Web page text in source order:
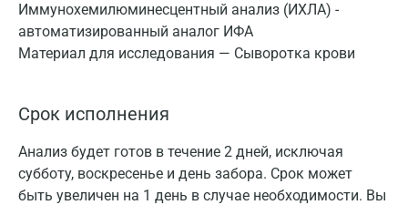
Иммунохемилюминесцентный анализ (ИХЛА) -
автоматизированный аналог ИФА
Материал для исследования — Сыворотка крови
Срок исполнения
Анализ будет готов в течение 2 дней, исключая
субботу, воскресенье и день забора. Срок может
быть увеличен на 1 день в случае необходимости. Вы